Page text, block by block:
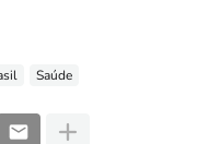
Saúde